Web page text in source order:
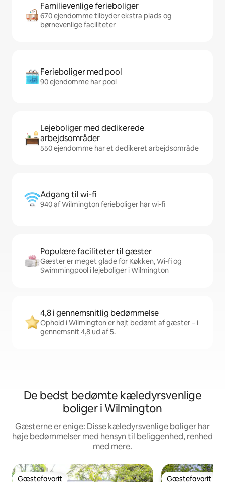
Familievenlige ferieboliger
670 ejendomme tilbyder ekstra plads og
børnevenlige faciliteter
Ferieboliger med pool
90 ejendomme har pool
Lejeboliger med dedikerede
arbejdsområder
550 ejendomme har et dedikeret arbejdsområde
Adgang til wi-fi
940 af Wilmington ferieboliger har wi-fi
Populære faciliteter til gæster
Gæster er meget glade for Køkken, Wi-fi og
Swimmingpool i lejeboliger i Wilmington
4,8 i gennemsnitlig bedømmelse
Ophold i Wilmington er højt bedømt af gæster – i
gennemsnit 4,8 ud af 5.
De bedst bedømte kæledyrsvenlige
boliger i Wilmington
Gæsterne er enige: Disse kæledyrsvenlige boliger har
høje bedømmelser med hensyn til beliggenhed, renhed
med mere.
Gæstefavorit Gæstefavorit